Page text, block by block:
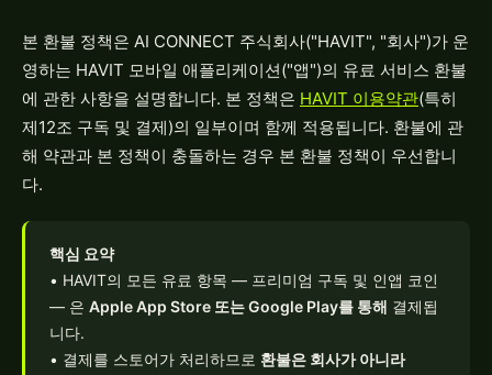
본 환불 정책은 AI CONNECT 주식회사("HAVIT", "회사")가 운
영하는 HAVIT 모바일 애플리케이션("앱")의 유료 서비스 환불
에 관한 사항을 설명합니다. 본 정책은 HAVIT 이용약관(특히
제12조 구독 및 결제)의 일부이며 함께 적용됩니다. 환불에 관
해 약관과 본 정책이 충돌하는 경우 본 환불 정책이 우선합니
다.
핵심 요약
• HAVIT의 모든 유료 항목 — 프리미엄 구독 및 인앱 코인
— 은 Apple App Store 또는 Google Play를 통해 결제됩
니다.
• 결제를 스토어가 처리하므로 환불은 회사가 아니라